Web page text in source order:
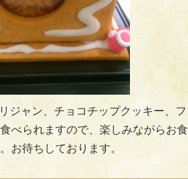
ジャン、チョコチップクッキー、フ
べられますので、楽しみながらお食
お待ちしております。